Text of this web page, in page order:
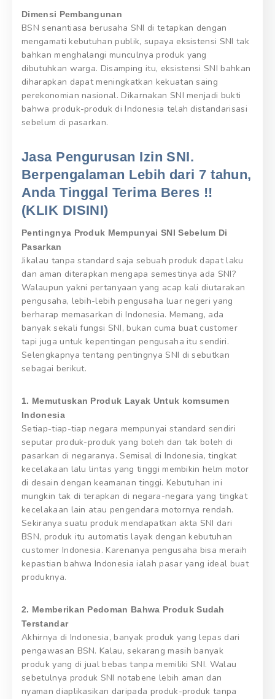
Dimensi Pembangunan
BSN senantiasa berusaha SNI di tetapkan dengan
mengamati kebutuhan publik, supaya eksistensi SNI tak
bahkan menghalangi munculnya produk yang
dibutuhkan warga. Disamping itu, eksistensi SNI bahkan
diharapkan dapat meningkatkan kekuatan saing
perekonomian nasional. Dikarnakan SNI menjadi bukti
bahwa produk-produk di Indonesia telah distandarisasi
sebelum di pasarkan.
Jasa Pengurusan Izin SNI.
Berpengalaman Lebih dari 7 tahun,
Anda Tinggal Terima Beres !!
(KLIK DISINI)
Pentingnya Produk Mempunyai SNI Sebelum Di
Pasarkan
Jikalau tanpa standard saja sebuah produk dapat laku
dan aman diterapkan mengapa semestinya ada SNI?
Walaupun yakni pertanyaan yang acap kali diutarakan
pengusaha, lebih-lebih pengusaha luar negeri yang
berharap memasarkan di Indonesia. Memang, ada
banyak sekali fungsi SNI, bukan cuma buat customer
tapi juga untuk kepentingan pengusaha itu sendiri.
Selengkapnya tentang pentingnya SNI di sebutkan
sebagai berikut.
1. Memutuskan Produk Layak Untuk komsumen
Indonesia
Setiap-tiap-tiap negara mempunyai standard sendiri
seputar produk-produk yang boleh dan tak boleh di
pasarkan di negaranya. Semisal di Indonesia, tingkat
kecelakaan lalu lintas yang tinggi membikin helm motor
di desain dengan keamanan tinggi. Kebutuhan ini
mungkin tak di terapkan di negara-negara yang tingkat
kecelakaan lain atau pengendara motornya rendah.
Sekiranya suatu produk mendapatkan akta SNI dari
BSN, produk itu automatis layak dengan kebutuhan
customer Indonesia. Karenanya pengusaha bisa meraih
kepastian bahwa Indonesia ialah pasar yang ideal buat
produknya.
2. Memberikan Pedoman Bahwa Produk Sudah
Terstandar
Akhirnya di Indonesia, banyak produk yang lepas dari
pengawasan BSN. Kalau, sekarang masih banyak
produk yang di jual bebas tanpa memiliki SNI. Walau
sebetulnya produk SNI notabene lebih aman dan
nyaman diaplikasikan daripada produk-produk tanpa